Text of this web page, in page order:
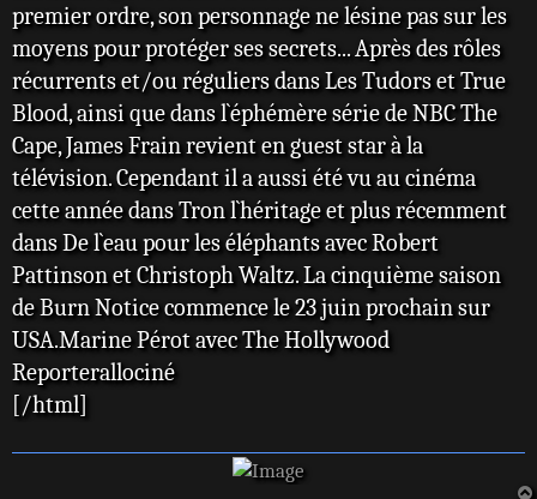
premier ordre, son personnage ne lésine pas sur les
moyens pour protéger ses secrets... Après des rôles
récurrents et/ou réguliers dans Les Tudors et True
Blood, ainsi que dans l`éphémère série de NBC The
Cape, James Frain revient en guest star à la
télévision. Cependant il a aussi été vu au cinéma
cette année dans Tron l`héritage et plus récemment
dans De l`eau pour les éléphants avec Robert
Pattinson et Christoph Waltz. La cinquième saison
de Burn Notice commence le 23 juin prochain sur
USA.Marine Pérot avec The Hollywood
Reporterallociné
[/html]